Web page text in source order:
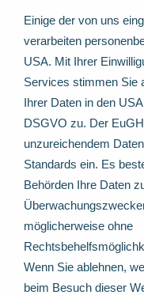
Einige der von uns
verarbeiten
USA. Mit Ihrer
Services stimmen Sie
Ihrer Daten in den
DSGVO zu. Der
unzureichendem
Standards ein. Es
Behörden Ihre Daten
möglicherweise ohne
Wenn Sie ablehnen,
beim Besuch dieser